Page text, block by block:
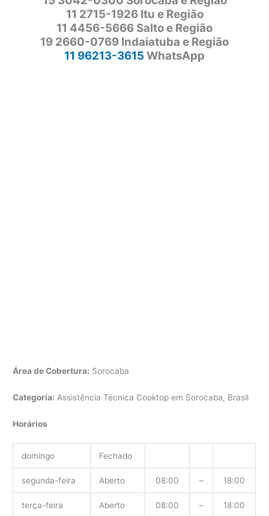
11 2715-1926 Itu e Região
11 4456-5666 Salto e Região
19 2660-0769 Indaiatuba e Região
11 96213-3615 WhatsApp
Área de Cobertura: Sorocaba
Categoria: Assistência Técnica Cooktop em Sorocaba, Brasil
Horários
domingo Fechado
segunda-feira Aberto 08:00 – 18:00
terça-feira Aberto 08:00 – 18:00